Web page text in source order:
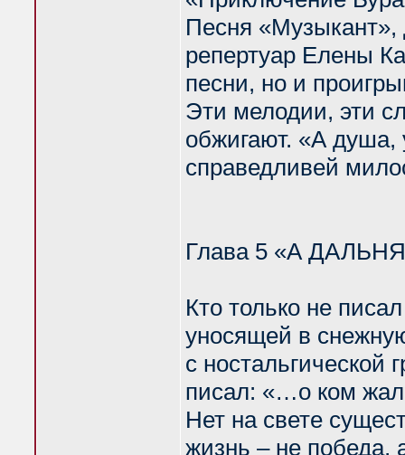
Песня
репертуар Елены
песни, но и
Эти мелодии, эти
обжигают. «А душа,
справедливей
Глава 5 «А
Кто только не
уносящей в
с ностальгической
писал: «…о ком
Нет на свете
жизнь – не победа,